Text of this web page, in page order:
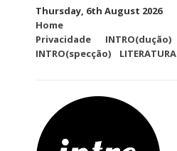
Thursday, 6th August 2026
Home
Privacidade
INTRO(dução)
INTRO(specção)
LITERATURA